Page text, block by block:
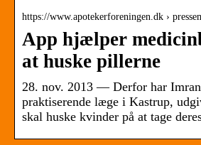
https://www.apotekerforeningen.dk ›
App hjælper
at huske pillerne
28. nov. 2013 — Derfor har
praktiserende læge i Kastrup,
skal huske kvinder på at tage